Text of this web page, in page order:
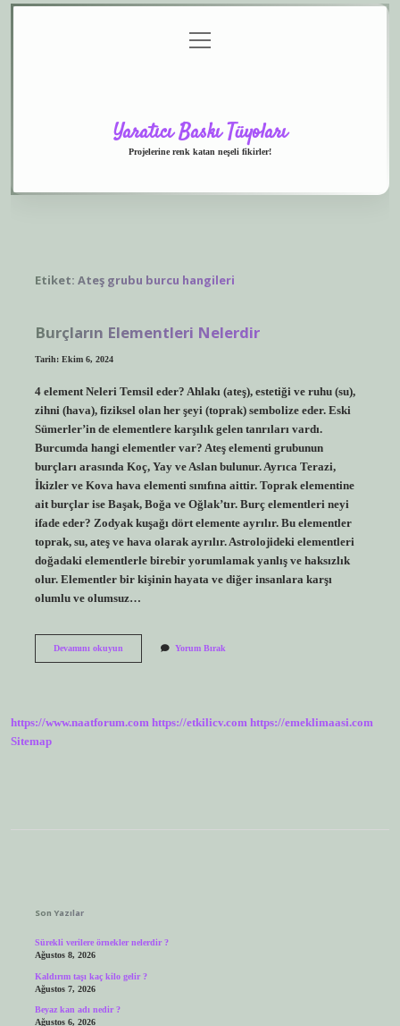
menüyü
aç
Yaratıcı Baskı Tüyoları
Projelerine renk katan neşeli fikirler!
Etiket: Ateş grubu burcu hangileri
Burçların Elementleri Nelerdir
Tarih: Ekim 6, 2024
4 element Neleri Temsil eder? Ahlakı (ateş), estetiği ve ruhu (su),
zihni (hava), fiziksel olan her şeyi (toprak) sembolize eder. Eski
Sümerler’in de elementlere karşılık gelen tanrıları vardı.
Burcumda hangi elementler var? Ateş elementi grubunun
burçları arasında Koç, Yay ve Aslan bulunur. Ayrıca Terazi,
İkizler ve Kova hava elementi sınıfına aittir. Toprak elementine
ait burçlar ise Başak, Boğa ve Oğlak’tır. Burç elementleri neyi
ifade eder? Zodyak kuşağı dört elemente ayrılır. Bu elementler
toprak, su, ateş ve hava olarak ayrılır. Astrolojideki elementleri
doğadaki elementlerle birebir yorumlamak yanlış ve haksızlık
olur. Elementler bir kişinin hayata ve diğer insanlara karşı
olumlu ve olumsuz…
Devamını okuyunBurçların
Yorum Bırak
https://www.naatforum.com https://etkilicv.com https://emeklimaasi.com
Sitemap
Son Yazılar
Sürekli verilere örnekler nelerdir ?
Ağustos 8, 2026
Kaldırım taşı kaç kilo gelir ?
Ağustos 7, 2026
Beyaz kan adı nedir ?
Ağustos 6, 2026